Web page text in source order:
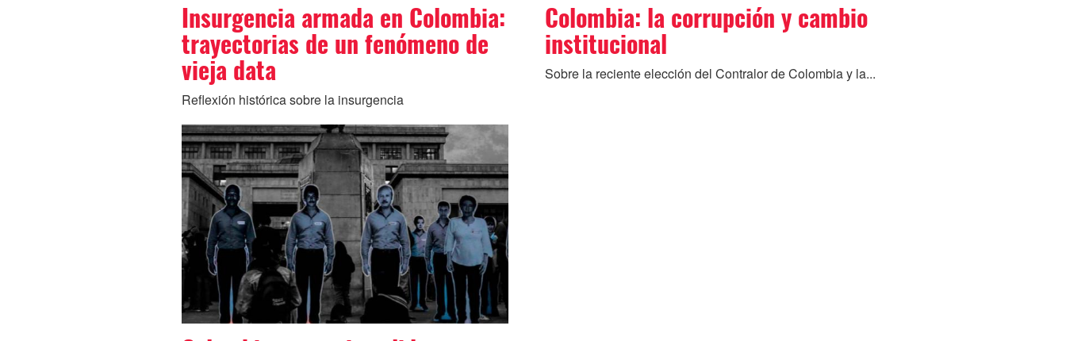
Insurgencia armada en Colombia:
trayectorias de un fenómeno de
vieja data
Reflexión histórica sobre la insurgencia
Colombia: la corrupción y cambio
institucional
Sobre la reciente elección del Contralor de Colombia y la...